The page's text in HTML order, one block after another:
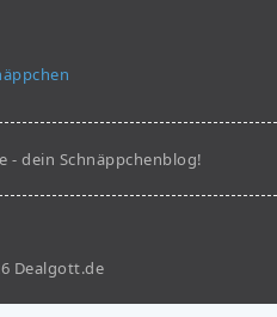
- dein Schnäppchenblog!
Dealgott.de